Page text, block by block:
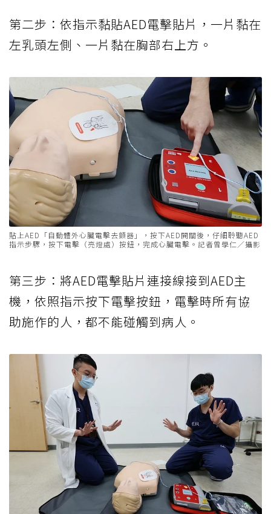
第二步：依指示黏貼AED電擊貼片，一片黏在
左乳頭左側、一片黏在胸部右上方。
貼上AED「自動體外心臟電擊去顫器」，按下AED開關後，仔細聆聽AED
指示步驟，按下電擊（亮燈處）按鈕，完成心臟電擊。記者曾學仁／攝影
第三步：將AED電擊貼片連接線接到AED主
機，依照指示按下電擊按鈕，電擊時所有協
助施作的人，都不能碰觸到病人。